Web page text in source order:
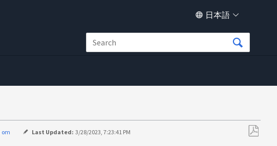
日本語
om Last Updated: 3/28/2023, 7:23:41 PM